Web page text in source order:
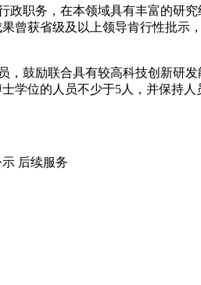
务，在本领域具有丰富的研
曾获省级及以上领导肯行性批
励联合具有较高科技创新研发
学位的人员不少于5人，并保持人
示 后续服务